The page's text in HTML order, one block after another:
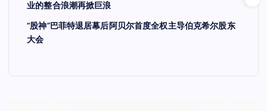
业的整合浪潮再掀巨浪
“股神”巴菲特退居幕后阿贝尔首度全权主导伯克希尔股东
大会